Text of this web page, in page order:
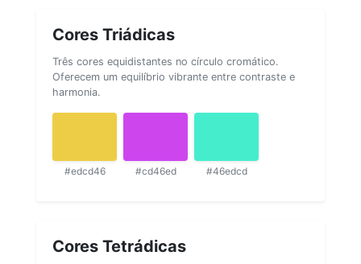
Cores Triádicas
Três cores equidistantes no círculo cromático.
Oferecem um equilíbrio vibrante entre contraste e
harmonia.
#edcd46 #cd46ed #46edcd
Cores Tetrádicas